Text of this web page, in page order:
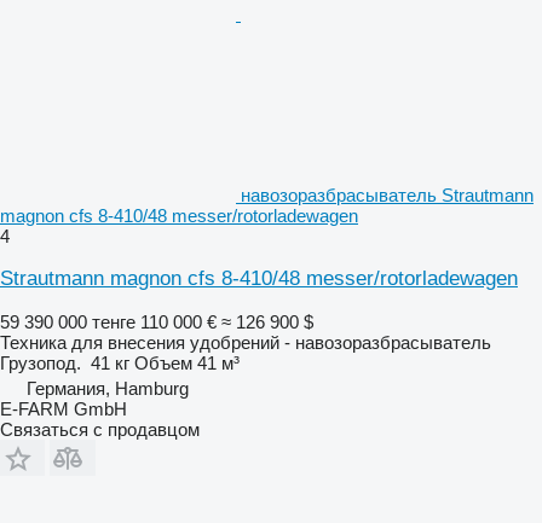
навозоразбрасыватель Strautmann
magnon cfs 8-410/48 messer/rotorladewagen
4
Strautmann magnon cfs 8-410/48 messer/rotorladewagen
59 390 000 тенге 110 000 € ≈ 126 900 $
Техника для внесения удобрений - навозоразбрасыватель
Грузопод. 41 кг Объем 41 м³
Германия, Hamburg
E-FARM GmbH
Связаться с продавцом